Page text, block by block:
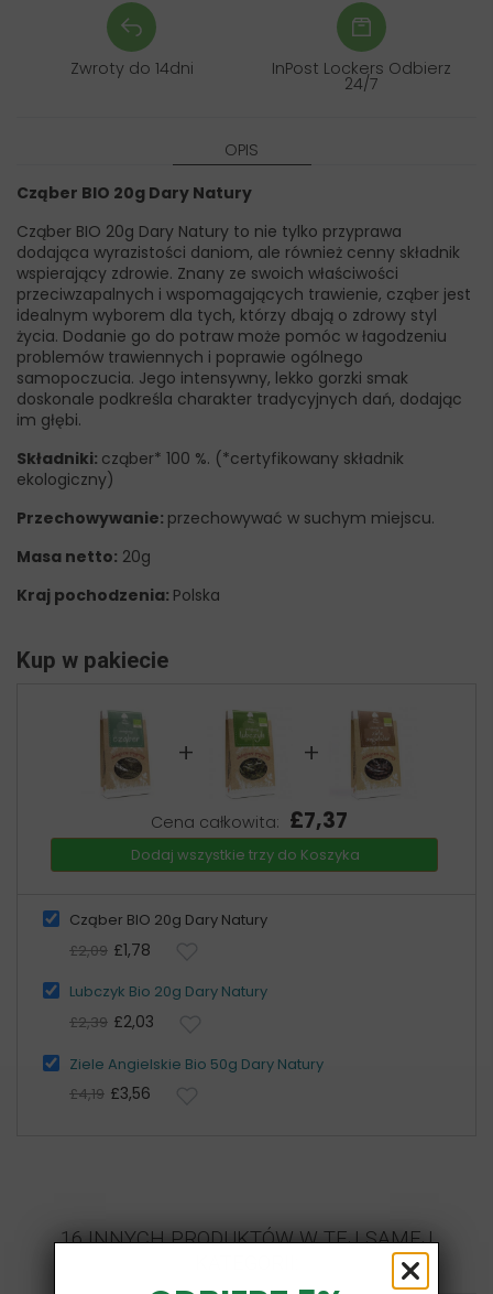
Zwroty do 14dni InPost Lockers Odbierz
24/7
OPIS
Cząber BIO 20g Dary Natury
Cząber BIO 20g Dary Natury to nie tylko przyprawa
dodająca wyrazistości daniom, ale również cenny składnik
wspierający zdrowie. Znany ze swoich właściwości
przeciwzapalnych i wspomagających trawienie, cząber jest
idealnym wyborem dla tych, którzy dbają o zdrowy styl
życia. Dodanie go do potraw może pomóc w łagodzeniu
problemów trawiennych i poprawie ogólnego
samopoczucia. Jego intensywny, lekko gorzki smak
doskonale podkreśla charakter tradycyjnych dań, dodając
im głębi.
Składniki: cząber* 100 %. (*certyfikowany składnik
ekologiczny)
Przechowywanie: przechowywać w suchym miejscu.
Masa netto: 20g
Kraj pochodzenia: Polska
Kup w pakiecie
+ +
Cena całkowita: £7,37
Dodaj wszystkie trzy do Koszyka
Cząber BIO 20g Dary Natury
£2,09 £1,78
Lubczyk Bio 20g Dary Natury
£2,39 £2,03
Ziele Angielskie Bio 50g Dary Natury
£4,19 £3,56
16 INNYCH PRODUKTÓW W TEJ SAMEJ